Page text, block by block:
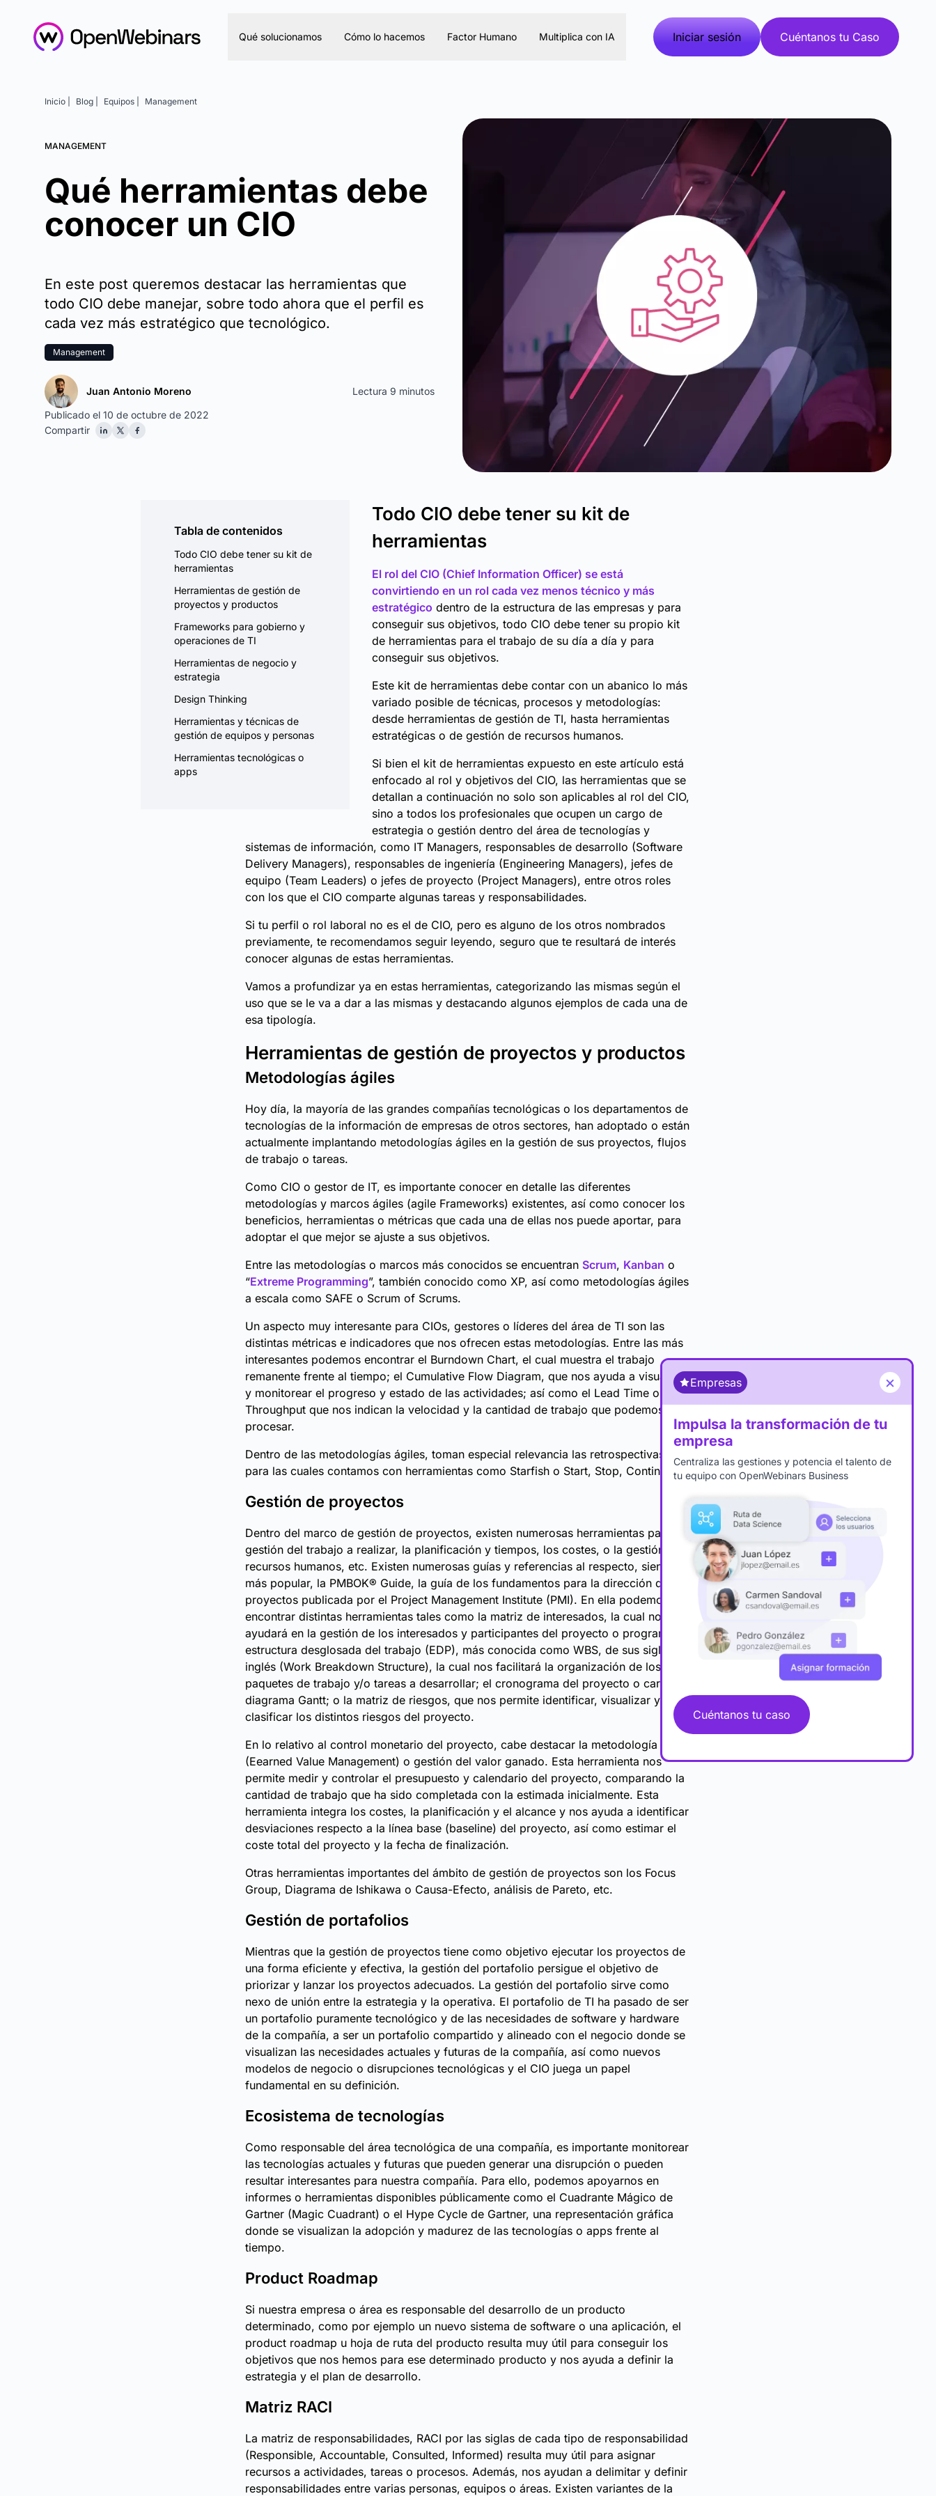
Qué solucionamos Cómo lo hacemos Factor Humano Multiplica con IA Iniciar sesión Cuéntanos tu Caso
Inicio | Blog | Equipos | Management
MANAGEMENT
Qué herramientas debe
conocer un CIO
En este post queremos destacar las herramientas que
todo CIO debe manejar, sobre todo ahora que el perfil es
cada vez más estratégico que tecnológico.
Management
Juan Antonio Moreno
Lectura 9 minutos
Publicado el 10 de octubre de 2022
Compartir
Tabla de contenidos
Todo CIO debe tener su kit de
herramientas
Herramientas de gestión de
proyectos y productos
Frameworks para gobierno y
operaciones de TI
Herramientas de negocio y
estrategia
Design Thinking
Herramientas y técnicas de
gestión de equipos y personas
Herramientas tecnológicas o
apps
Todo CIO debe tener su kit de
herramientas
El rol del CIO (Chief Information Officer) se está
convirtiendo en un rol cada vez menos técnico y más
estratégico dentro de la estructura de las empresas y para
conseguir sus objetivos, todo CIO debe tener su propio kit
de herramientas para el trabajo de su día a día y para
conseguir sus objetivos.
Este kit de herramientas debe contar con un abanico lo más
variado posible de técnicas, procesos y metodologías:
desde herramientas de gestión de TI, hasta herramientas
estratégicas o de gestión de recursos humanos.
Si bien el kit de herramientas expuesto en este artículo está
enfocado al rol y objetivos del CIO, las herramientas que se
detallan a continuación no solo son aplicables al rol del CIO,
sino a todos los profesionales que ocupen un cargo de
estrategia o gestión dentro del área de tecnologías y
sistemas de información, como IT Managers, responsables de desarrollo (Software
Delivery Managers), responsables de ingeniería (Engineering Managers), jefes de
equipo (Team Leaders) o jefes de proyecto (Project Managers), entre otros roles
con los que el CIO comparte algunas tareas y responsabilidades.
Si tu perfil o rol laboral no es el de CIO, pero es alguno de los otros nombrados
previamente, te recomendamos seguir leyendo, seguro que te resultará de interés
conocer algunas de estas herramientas.
Vamos a profundizar ya en estas herramientas, categorizando las mismas según el
uso que se le va a dar a las mismas y destacando algunos ejemplos de cada una de
esa tipología.
Herramientas de gestión de proyectos y productos
Metodologías ágiles
Hoy día, la mayoría de las grandes compañías tecnológicas o los departamentos de
tecnologías de la información de empresas de otros sectores, han adoptado o están
actualmente implantando metodologías ágiles en la gestión de sus proyectos, flujos
de trabajo o tareas.
Como CIO o gestor de IT, es importante conocer en detalle las diferentes
metodologías y marcos ágiles (agile Frameworks) existentes, así como conocer los
beneficios, herramientas o métricas que cada una de ellas nos puede aportar, para
adoptar el que mejor se ajuste a sus objetivos.
Entre las metodologías o marcos más conocidos se encuentran Scrum, Kanban o
“Extreme Programming”, también conocido como XP, así como metodologías ágiles
a escala como SAFE o Scrum of Scrums.
Un aspecto muy interesante para CIOs, gestores o líderes del área de TI son las
distintas métricas e indicadores que nos ofrecen estas metodologías. Entre las más
interesantes podemos encontrar el Burndown Chart, el cual muestra el trabajo
remanente frente al tiempo; el Cumulative Flow Diagram, que nos ayuda a visualizar
y monitorear el progreso y estado de las actividades; así como el Lead Time o
Throughput que nos indican la velocidad y la cantidad de trabajo que podemos
procesar.
Dentro de las metodologías ágiles, toman especial relevancia las retrospectivas,
para las cuales contamos con herramientas como Starfish o Start, Stop, Continue.
Gestión de proyectos
Dentro del marco de gestión de proyectos, existen numerosas herramientas para
gestión del trabajo a realizar, la planificación y tiempos, los costes, o la gestión de
recursos humanos, etc. Existen numerosas guías y referencias al respecto, siendo la
más popular, la PMBOK® Guide, la guía de los fundamentos para la dirección de
proyectos publicada por el Project Management Institute (PMI). En ella podemos
encontrar distintas herramientas tales como la matriz de interesados, la cual nos
ayudará en la gestión de los interesados y participantes del proyecto o programa, la
estructura desglosada del trabajo (EDP), más conocida como WBS, de sus siglas en
inglés (Work Breakdown Structure), la cual nos facilitará la organización de los
paquetes de trabajo y/o tareas a desarrollar; el cronograma del proyecto o carta o
diagrama Gantt; o la matriz de riesgos, que nos permite identificar, visualizar y
clasificar los distintos riesgos del proyecto.
En lo relativo al control monetario del proyecto, cabe destacar la metodología EVM
(Eearned Value Management) o gestión del valor ganado. Esta herramienta nos
permite medir y controlar el presupuesto y calendario del proyecto, comparando la
cantidad de trabajo que ha sido completada con la estimada inicialmente. Esta
herramienta integra los costes, la planificación y el alcance y nos ayuda a identificar
desviaciones respecto a la línea base (baseline) del proyecto, así como estimar el
coste total del proyecto y la fecha de finalización.
Otras herramientas importantes del ámbito de gestión de proyectos son los Focus
Group, Diagrama de Ishikawa o Causa-Efecto, análisis de Pareto, etc.
Gestión de portafolios
Mientras que la gestión de proyectos tiene como objetivo ejecutar los proyectos de
una forma eficiente y efectiva, la gestión del portafolio persigue el objetivo de
priorizar y lanzar los proyectos adecuados. La gestión del portafolio sirve como
nexo de unión entre la estrategia y la operativa. El portafolio de TI ha pasado de ser
un portafolio puramente tecnológico y de las necesidades de software y hardware
de la compañía, a ser un portafolio compartido y alineado con el negocio donde se
visualizan las necesidades actuales y futuras de la compañía, así como nuevos
modelos de negocio o disrupciones tecnológicas y el CIO juega un papel
fundamental en su definición.
Ecosistema de tecnologías
Como responsable del área tecnológica de una compañía, es importante monitorear
las tecnologías actuales y futuras que pueden generar una disrupción o pueden
resultar interesantes para nuestra compañía. Para ello, podemos apoyarnos en
informes o herramientas disponibles públicamente como el Cuadrante Mágico de
Gartner (Magic Cuadrant) o el Hype Cycle de Gartner, una representación gráfica
donde se visualizan la adopción y madurez de las tecnologías o apps frente al
tiempo.
Product Roadmap
Si nuestra empresa o área es responsable del desarrollo de un producto
determinado, como por ejemplo un nuevo sistema de software o una aplicación, el
product roadmap u hoja de ruta del producto resulta muy útil para conseguir los
objetivos que nos hemos para ese determinado producto y nos ayuda a definir la
estrategia y el plan de desarrollo.
Matriz RACI
La matriz de responsabilidades, RACI por las siglas de cada tipo de responsabilidad
(Responsible, Accountable, Consulted, Informed) resulta muy útil para asignar
recursos a actividades, tareas o procesos. Además, nos ayudan a delimitar y definir
responsabilidades entre varias personas, equipos o áreas. Existen variantes de la
Empresas ×
Impulsa la transformación de tu
empresa
Centraliza las gestiones y potencia el talento de
tu equipo con OpenWebinars Business
Cuéntanos tu caso